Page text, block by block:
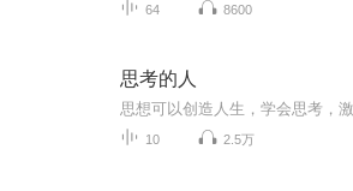
64 8600
思考的人
思想可以创造人生，学会思考，
10 2.5万